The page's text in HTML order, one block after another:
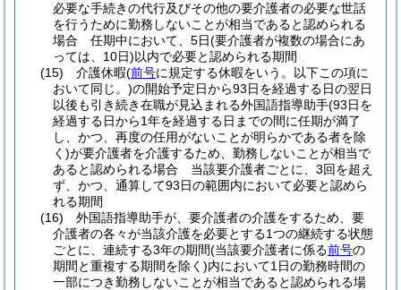
必要な手続きの代行及びその他の要介護者の必要な世話
を行うために勤務しないことが相当であると認められる
場合 任期中において、5日(要介護者が複数の場合にあ
っては、10日)以内で必要と認められる期間
(15)
介護休暇(前号に規定する休暇をいう。以下この項に
おいて同じ。)の開始予定日から93日を経過する日の翌日
以後も引き続き在職が見込まれる外国語指導助手(93日を
経過する日から1年を経過する日までの間に任期が満了
し、かつ、再度の任用がないことが明らかである者を除
く)が要介護者を介護するため、勤務しないことが相当で
あると認められる場合 当該要介護者ごとに、3回を超え
ず、かつ、通算して93日の範囲内において必要と認めら
れる期間
(16)
外国語指導助手が、要介護者の介護をするため、要
介護者の各々が当該介護を必要とする1つの継続する状態
ごとに、連続する3年の期間(当該要介護者に係る前号の
期間と重複する期間を除く)内において1日の勤務時間の
一部につき勤務しないことが相当であると認められる場